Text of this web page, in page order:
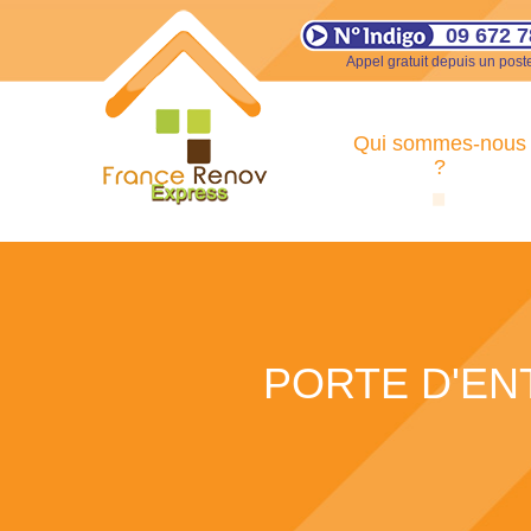
09 672
Appel gratuit depuis un
Qui sommes-nous
?
PORTE